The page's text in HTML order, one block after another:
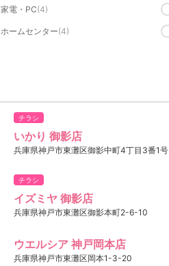
家電・PC(4)
ホームセンター(4)
チラシ
いかり 御影店
兵庫県神戸市東灘区御影中町4丁目3番1号
チラシ
イズミヤ 御影店
兵庫県神戸市東灘区御影本町2-6-10
ウエルシア 神戸岡本店
兵庫県神戸市東灘区岡本1-3-20